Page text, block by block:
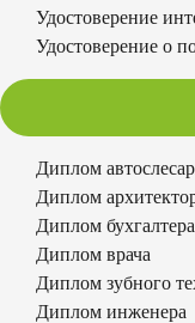
Удостоверение
Удостоверение о
Диплом
Диплом
Диплом бухгалтера
Диплом врача
Диплом зубного
Диплом инженера